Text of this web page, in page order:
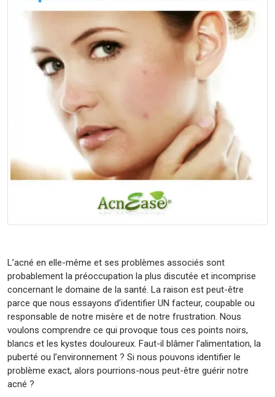
L’acné en elle-même et ses problèmes associés sont
probablement la préoccupation la plus discutée et incomprise
concernant le domaine de la santé. La raison est peut-être
parce que nous essayons d’identifier UN facteur, coupable ou
responsable de notre misère et de notre frustration. Nous
voulons comprendre ce qui provoque tous ces points noirs,
blancs et les kystes douloureux. Faut-il blâmer l’alimentation, la
puberté ou l’environnement ? Si nous pouvons identifier le
problème exact, alors pourrions-nous peut-être guérir notre
acné ?